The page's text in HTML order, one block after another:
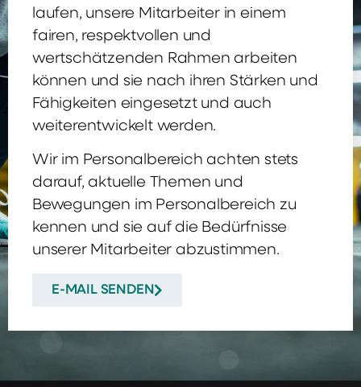
laufen, unsere Mitarbeiter in einem
fairen, respektvollen und
wertschätzenden Rahmen arbeiten
können und sie nach ihren Stärken und
Fähigkeiten eingesetzt und auch
weiterentwickelt werden.
Wir im Personalbereich achten stets
darauf, aktuelle Themen und
Bewegungen im Personalbereich zu
kennen und sie auf die Bedürfnisse
unserer Mitarbeiter abzustimmen.
E-MAIL SENDEN